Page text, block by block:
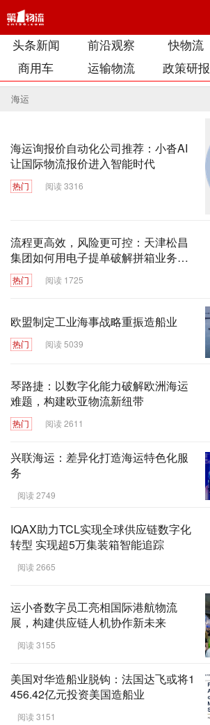
头条新闻 前沿观察 快物流
商用车
运输物流 政策研报
海运
海运询报价自动化公司推荐：小沓AI
让国际物流报价进入智能时代
热门 阅读 3316
流程更高效，风险更可控：天津松昌
集团如何用电子提单破解拼箱业务难
题？
热门 阅读 1725
欧盟制定工业海事战略重振造船业
热门 阅读 5039
琴路捷：以数字化能力破解欧洲海运
难题，构建欧亚物流新纽带
热门 阅读 2611
兴联海运：差异化打造海运特色化服
务
阅读 2749
IQAX助力TCL实现全球供应链数字化
转型 实现超5万集装箱智能追踪
阅读 2665
运小沓数字员工亮相国际港航物流
展，构建供应链人机协作新未来
阅读 3155
美国对华造船业脱钩：法国达飞或将1
456.42亿元投资美国造船业
阅读 3151